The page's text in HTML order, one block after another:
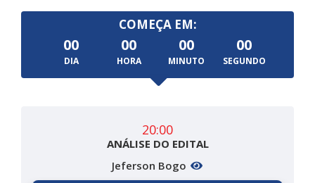
COMEÇA EM:
00
DIA
00
HORA
00
MINUTO
00
SEGUNDO
20:00
ANÁLISE DO EDITAL
Jeferson Bogo